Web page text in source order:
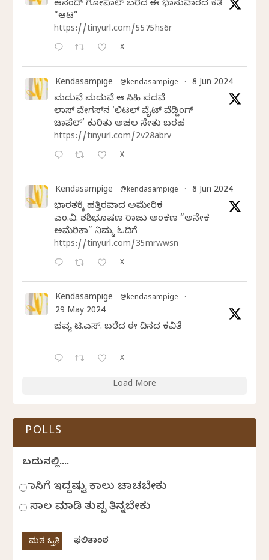
ಆನಂದ್‌ ಗೋಪಾಲ್‌ ಬರೆದ ಈ ಭಾನುವಾರದ ಕತೆ
“ಆಟ”
https://tinyurl.com/5575hs6r
X
Kendasampige @kendasampige · 8 Jun 2024
ಮದುವೆ ಮದುವೆ ಆ ಸಿಹಿ ಪದವೆ
ಲಾಸ್‌ ವೇಗಸ್‌ನ ‘ಲಿಟಲ್ ವೈಟ್ ವೆಡ್ಡಿಂಗ್
ಚಾಪೆಲ್’ ಕುರಿತು ಅಚಲ ಸೇತು ಬರಹ
https://tinyurl.com/2v28abrv
X
Kendasampige @kendasampige · 8 Jun 2024
ಭಾರತಕ್ಕೆ ಹತ್ತಿರವಾದ ಅಮೇರಿಕ
ಎಂ.ವಿ. ಶಶಿಭೂಷಣ ರಾಜು ಅಂಕಣ “ಅನೇಕ
ಅಮೆರಿಕಾ” ನಿಮ್ಮ ಓದಿಗೆ
https://tinyurl.com/35mrwwsn
X
Kendasampige @kendasampige ·
29 May 2024
ಭವ್ಯ ಟಿ.ಎಸ್. ಬರೆದ ಈ ದಿನದ ಕವಿತೆ
X
Load More
POLLS
ಬದುಕಿನಲ್ಲಿ....
ಹಾಸಿಗೆ ಇದ್ದಷ್ಟು ಕಾಲು ಚಾಚಬೇಕು
ಸಾಲ ಮಾಡಿ ತುಪ್ಪ ತಿನ್ನಬೇಕು
ಫಲಿತಾಂಶ